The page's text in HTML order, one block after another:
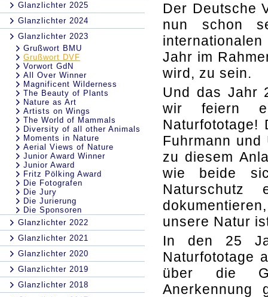
Glanzlichter 2025
Glanzlichter 2024
Glanzlichter 2023
Grußwort BMU
Grußwort DVF
Vorwort GdN
All Over Winner
Magnificent Wilderness
The Beauty of Plants
Nature as Art
Artists on Wings
The World of Mammals
Diversity of all other Animals
Moments in Nature
Aerial Views of Nature
Junior Award Winner
Junior Award
Fritz Pölking Award
Die Fotografen
Die Jury
Die Jurierung
Die Sponsoren
Glanzlichter 2022
Glanzlichter 2021
Glanzlichter 2020
Glanzlichter 2019
Glanzlichter 2018
Der Deutsche
nun schon
Jahr im
wird, zu sein.
Und das Jahr
wir feiern
Naturfototage!
Fuhrmann
zu diesem
wie beide
Naturschutz
unsere Natur
In den 25
Naturfototage
über die
Anerkennung